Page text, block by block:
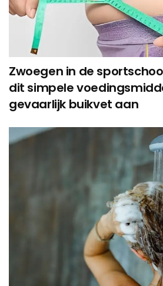
Zwoegen in de
dit simpele
gevaarlijk buikvet aan